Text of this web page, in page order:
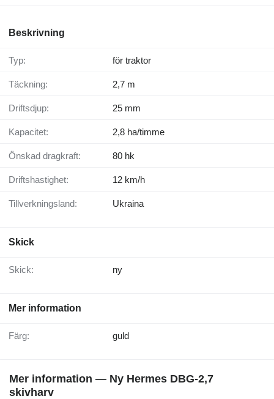
Beskrivning
Typ: för traktor
Täckning: 2,7 m
Driftsdjup: 25 mm
Kapacitet: 2,8 ha/timme
Önskad dragkraft: 80 hk
Driftshastighet: 12 km/h
Tillverkningsland: Ukraina
Skick
Skick: ny
Mer information
Färg: guld
Mer information — Ny Hermes DBG-2,7
skivharv